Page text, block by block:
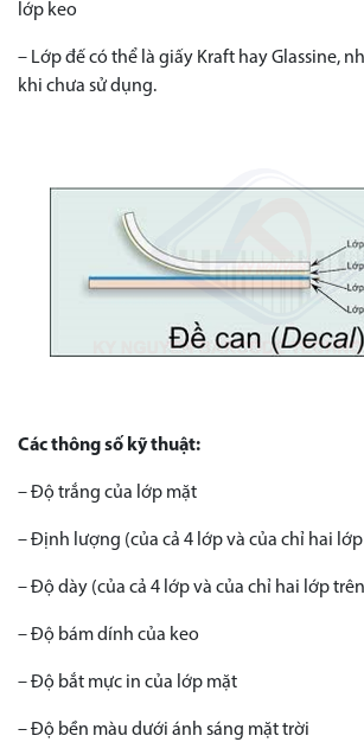
lớp keo
– Lớp đế có thể là giấy Kraft hay Glassine,
khi chưa sử dụng.
Các thông số kỹ thuật:
– Độ trắng của lớp mặt
– Định lượng (của cả 4 lớp và của chỉ hai
– Độ dày (của cả 4 lớp và của chỉ hai lớp
– Độ bám dính của keo
– Độ bắt mực in của lớp mặt
– Độ bền màu dưới ánh sáng mặt trời